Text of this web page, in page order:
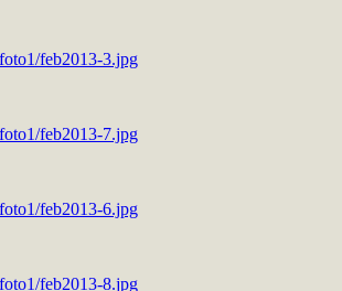
feb2013-3.jpg
feb2013-7.jpg
feb2013-6.jpg
feb2013-8.jpg